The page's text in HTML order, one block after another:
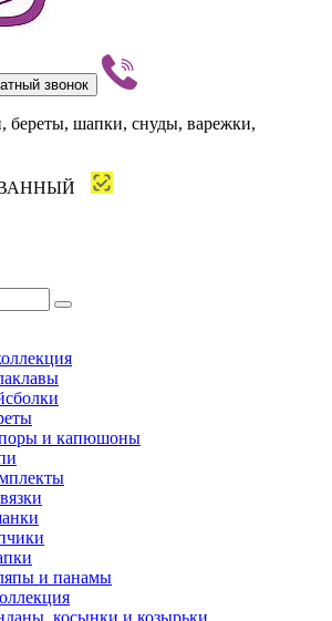
звонок
береты, шапки, снуды, варежки,
и капюшоны
и панамы
косынки и козырьки